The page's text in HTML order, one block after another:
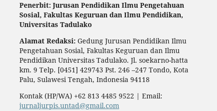
Penerbit: Jurusan Pendidikan Ilmu Pengetahuan
Sosial, Fakultas Keguruan dan Ilmu Pendidikan,
Universitas Tadulako
Alamat Redaksi:Gedung Jurusan Pendidikan Ilmu
Pengetahuan Sosial, Fakultas Keguruan dan Ilmu
Pendidikan Universitas Tadulako. Jl. soekarno-hatta
km. 9 Telp. [0451] 429743 Pst. 246 –247 Tondo, Kota
Palu, Sulawesi Tengah, Indonesia 94118
Kontak (HP/WA) +62 813 4485 9522 | Email:
jurnaljurpis.untad@gmail.com